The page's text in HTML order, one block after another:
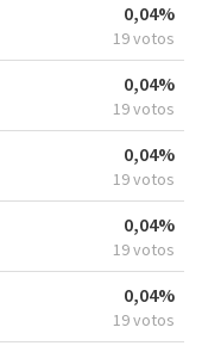
0,04%
19 votos
0,04%
19 votos
0,04%
19 votos
0,04%
19 votos
0,04%
19 votos